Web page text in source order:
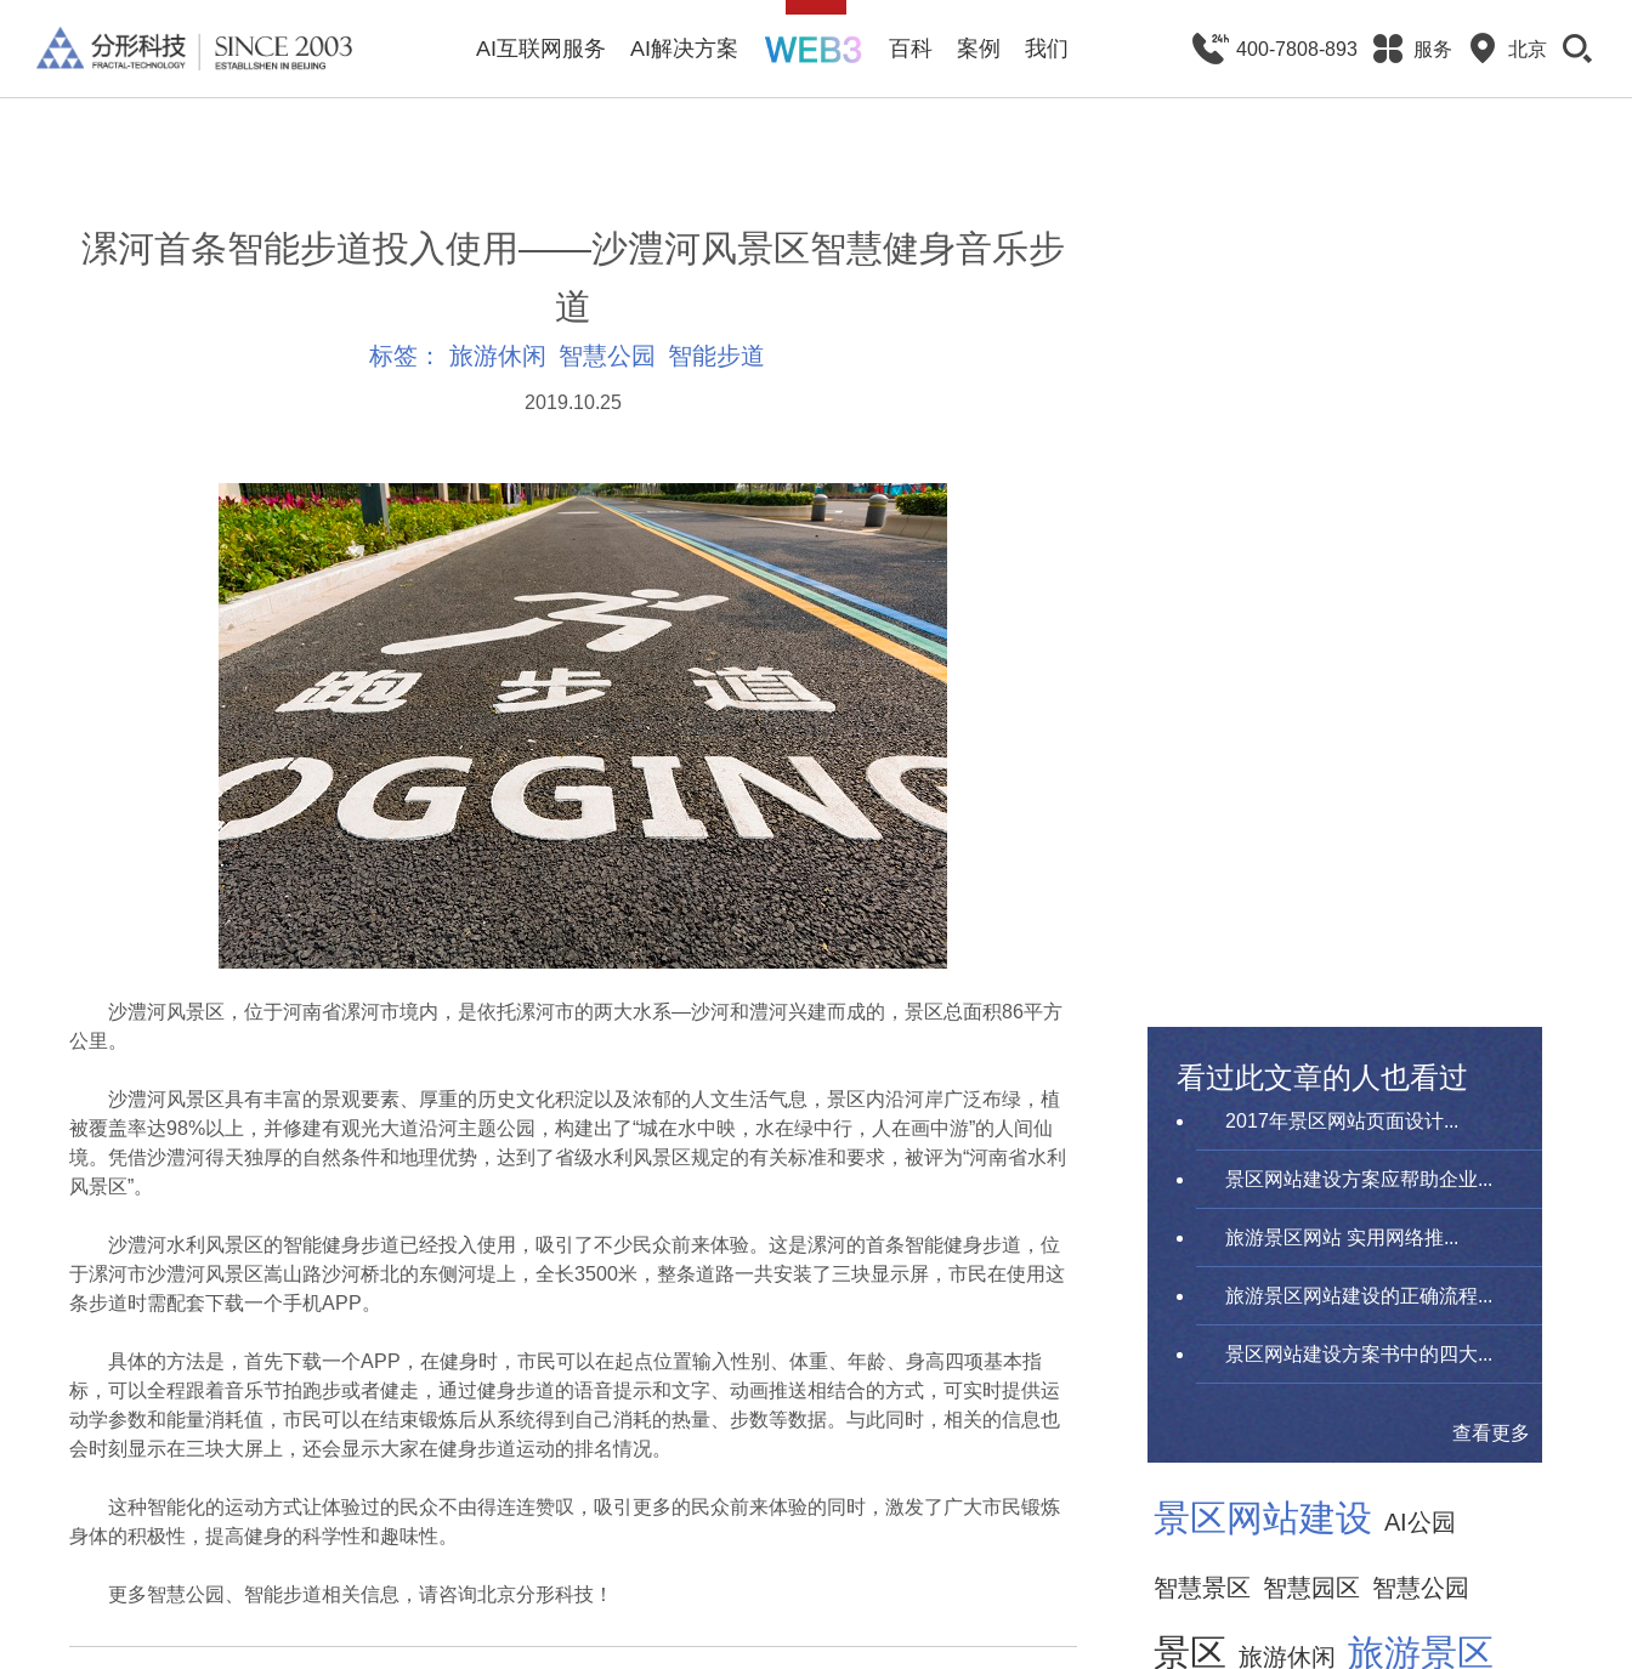
AI互联网服务 AI解决方案 百科 案例 我们 400-7808-893 服务 北京
漯河首条智能步道投入使用——沙澧河风景区智慧健身音乐步
道
标签： 旅游休闲 智慧公园 智能步道
2019.10.25
沙澧河风景区，位于河南省漯河市境内，是依托漯河市的两大水系—沙河和澧河兴建而成的，景区总面积86平方
公里。
沙澧河风景区具有丰富的景观要素、厚重的历史文化积淀以及浓郁的人文生活气息，景区内沿河岸广泛布绿，植
被覆盖率达98%以上，并修建有观光大道沿河主题公园，构建出了“城在水中映，水在绿中行，人在画中游”的人间仙
境。凭借沙澧河得天独厚的自然条件和地理优势，达到了省级水利风景区规定的有关标准和要求，被评为“河南省水利
风景区”。
沙澧河水利风景区的智能健身步道已经投入使用，吸引了不少民众前来体验。这是漯河的首条智能健身步道，位
于漯河市沙澧河风景区嵩山路沙河桥北的东侧河堤上，全长3500米，整条道路一共安装了三块显示屏，市民在使用这
条步道时需配套下载一个手机APP。
具体的方法是，首先下载一个APP，在健身时，市民可以在起点位置输入性别、体重、年龄、身高四项基本指
标，可以全程跟着音乐节拍跑步或者健走，通过健身步道的语音提示和文字、动画推送相结合的方式，可实时提供运
动学参数和能量消耗值，市民可以在结束锻炼后从系统得到自己消耗的热量、步数等数据。与此同时，相关的信息也
会时刻显示在三块大屏上，还会显示大家在健身步道运动的排名情况。
这种智能化的运动方式让体验过的民众不由得连连赞叹，吸引更多的民众前来体验的同时，激发了广大市民锻炼
身体的积极性，提高健身的科学性和趣味性。
更多智慧公园、智能步道相关信息，请咨询北京分形科技 ！
看过此文章的人也看过
2017年景区网站页面设计...
景区网站建设方案应帮助企业...
旅游景区网站 实用网络推...
旅游景区网站建设的正确流程...
景区网站建设方案书中的四大...
查看更多
景区网站建设 AI公园
智慧景区 智慧园区 智慧公园
景区 旅游休闲 旅游景区